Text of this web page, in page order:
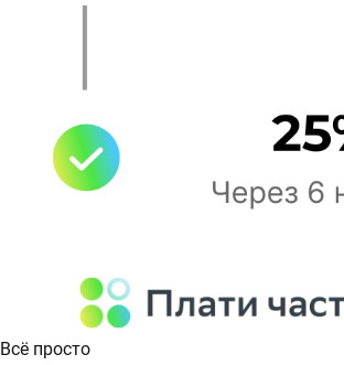
Всё просто